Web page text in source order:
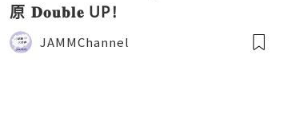
原 𝐃𝐨𝐮𝐛𝐥𝐞 UP!
JAMMChannel